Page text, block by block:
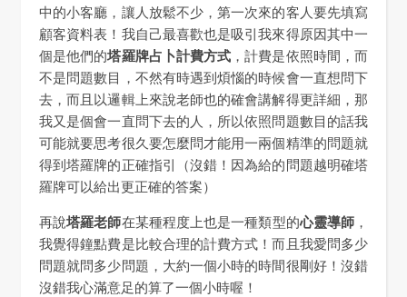
中的小客廳，讓人放鬆不少，第一次來的客人要先填寫
顧客資料表！我自己最喜歡也是吸引我來得原因其中一
個是他們的塔羅牌占卜計費方式 ，計費是依照時間，而
不是問題數目，不然有時遇到煩惱的時候會一直想問下
去，而且以邏輯上來說老師也的確會講解得更詳細，那
我又是個會一直問下去的人，所以依照問題數目的話我
可能就要思考很久要怎麼問才能用一兩個精準的問題就
得到塔羅牌的正確指引（沒錯！因為給的問題越明確塔
羅牌可以給出更正確的答案）
再說塔羅老師在某種程度上也是一種類型的心靈導師 ，
我覺得鐘點費是比較合理的計費方式！而且我愛問多少
問題就問多少問題，大約一個小時的時間很剛好！沒錯
沒錯我心滿意足的算了一個小時喔！